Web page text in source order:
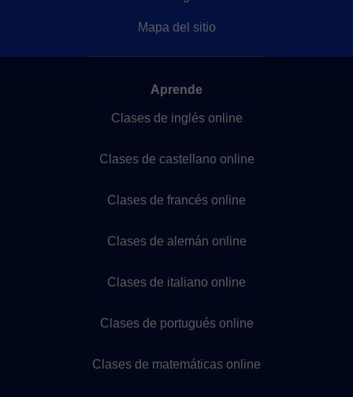
Mapa del sitio
Aprende
Clases de inglés online
Clases de castellano online
Clases de francés online
Clases de alemán online
Clases de italiano online
Clases de portugués online
Clases de matemáticas online